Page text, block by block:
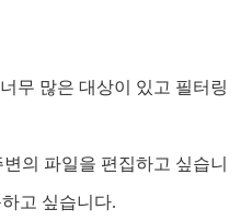
무 많은 대상이 있고 필터링
의 파일을 편집하고 싶습니
고 싶습니다.